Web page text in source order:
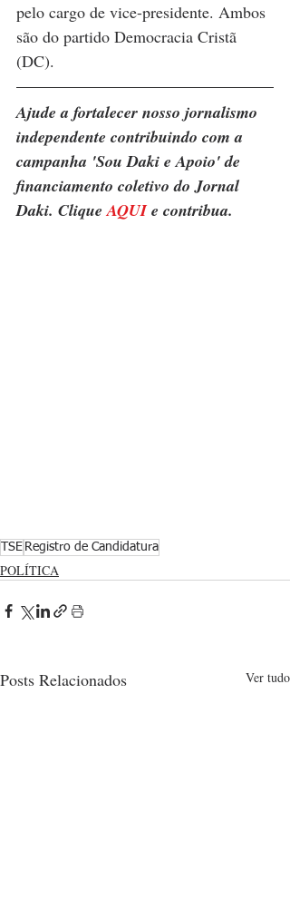
pelo cargo de vice-presidente. Ambos
são do partido Democracia Cristã
(DC).
Ajude a fortalecer nosso jornalismo
independente contribuindo com a
campanha 'Sou Daki e Apoio' de
financiamento coletivo do Jornal
Daki. Clique AQUI e contribua.
TSE Registro de Candidatura
POLÍTICA
Posts Relacionados Ver tudo